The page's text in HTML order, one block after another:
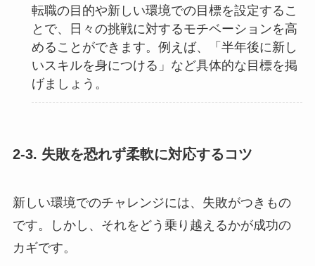
転職の目的や新しい環境での目標を設定するこ
とで、日々の挑戦に対するモチベーションを高
めることができます。例えば、「半年後に新し
いスキルを身につける」など具体的な目標を掲
げましょう。
2-3. 失敗を恐れず柔軟に対応するコツ
新しい環境でのチャレンジには、失敗がつきもの
です。しかし、それをどう乗り越えるかが成功の
カギです。